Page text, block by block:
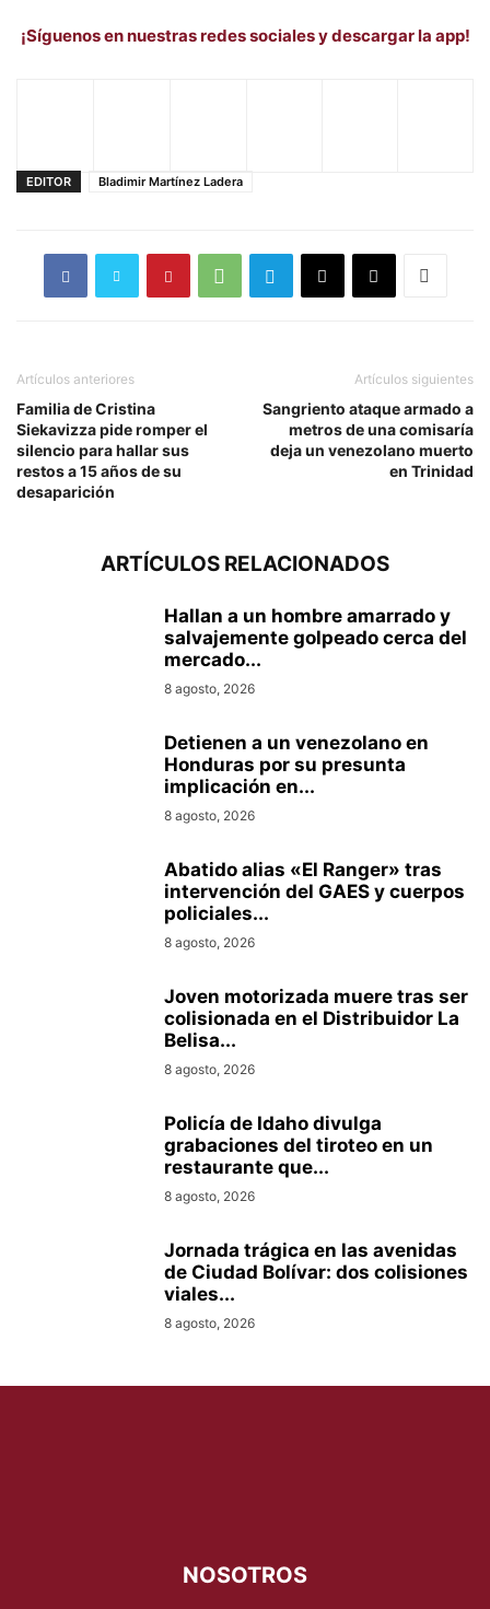
¡Síguenos en nuestras redes sociales y descargar la app!
EDITOR Bladimir Martínez Ladera
Artículos anteriores
Familia de Cristina
Siekavizza pide romper el
silencio para hallar sus
restos a 15 años de su
desaparición
Artículos siguientes
Sangriento ataque armado a
metros de una comisaría
deja un venezolano muerto
en Trinidad
ARTÍCULOS RELACIONADOS
Hallan a un hombre amarrado y
salvajemente golpeado cerca del
mercado...
8 agosto, 2026
Detienen a un venezolano en
Honduras por su presunta
implicación en...
8 agosto, 2026
Abatido alias «El Ranger» tras
intervención del GAES y cuerpos
policiales...
8 agosto, 2026
Joven motorizada muere tras ser
colisionada en el Distribuidor La
Belisa...
8 agosto, 2026
Policía de Idaho divulga
grabaciones del tiroteo en un
restaurante que...
8 agosto, 2026
Jornada trágica en las avenidas
de Ciudad Bolívar: dos colisiones
viales...
8 agosto, 2026
NOSOTROS